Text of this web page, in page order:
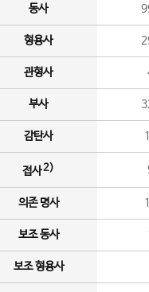
동사
형용사
관형사
부사
감탄사
접사2)
의존 명사
보조 동사
보조 형용사